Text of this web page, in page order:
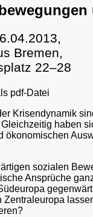
Bremen,
22–28
pdf-Datei
Krisendynamik
haben
ökonomischen
sozialen
Ansprüche
Zentraleuropa